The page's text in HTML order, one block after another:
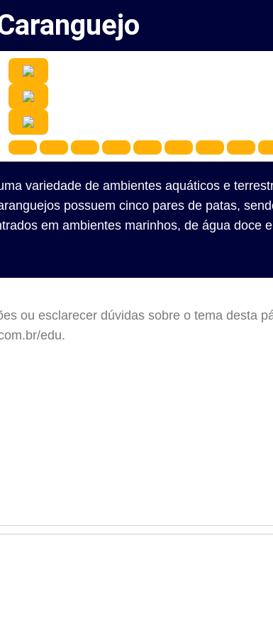
variedade de ambientes aquáticos e
possuem cinco pares de patas,
em ambientes marinhos, de água doce
ou esclarecer dúvidas sobre o tema desta
edu.